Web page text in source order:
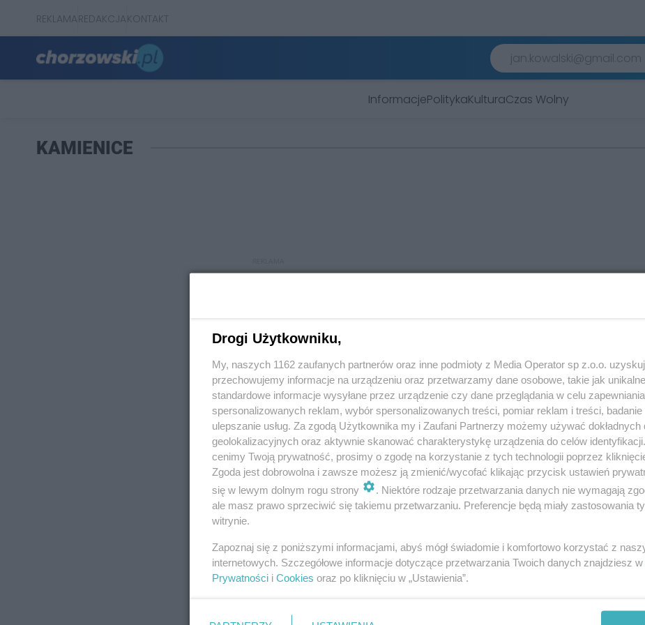
REKLAMAREDAKCJAKONTAKT
InformacjePolitykaKulturaCzas Wolny
KAMIENICE
REKLAMA
Drogi Użytkowniku,
My, naszych 1162 zaufanych partnerów oraz inne podmioty z Media Operator sp z.o.o.
przechowujemy informacje na urządzeniu oraz przetwarzamy dane osobowe, takie jak
standardowe informacje wysyłane przez urządzenie czy dane przeglądania w celu zapewniania
spersonalizowanych reklam, wybór spersonalizowanych treści, pomiar reklam i treści, badanie
ulepszanie usług. Za zgodą Użytkownika my i Zaufani Partnerzy możemy używać dokładnych
geolokalizacyjnych oraz aktywnie skanować charakterystykę urządzenia do celów
cenimy Twoją prywatność, prosimy o zgodę na korzystanie z tych technologii poprzez
Zgoda jest dobrowolna i zawsze możesz ją zmienić/wycofać klikając przycisk ustawień
się w lewym dolnym rogu strony
. Niektóre rodzaje przetwarzania danych nie wymagają
ale masz prawo sprzeciwić się takiemu przetwarzaniu. Preferencje będą miały zastosowania
witrynie.
Zapoznaj się z poniższymi informacjami, abyś mógł świadomie i komfortowo korzystać z
internetowych. Szczegółowe informacje dotyczące przetwarzania Twoich danych znajdziesz w
Prywatności i Cookies oraz po kliknięciu w „Ustawienia”.